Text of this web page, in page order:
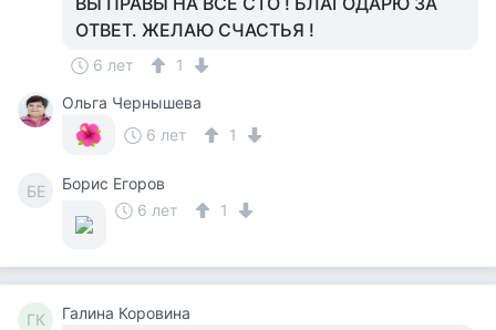
ОТВЕТ. ЖЕЛАЮ СЧАСТЬЯ !
6 лет
1
Ольга Чернышева
6 лет
1
БЕ
Борис Егоров
6 лет
1
ГК Галина Коровина